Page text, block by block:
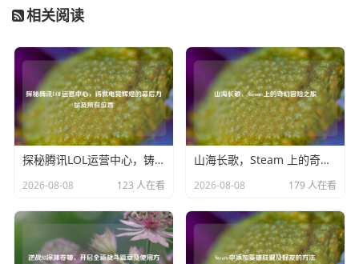
19 款 COD16 还注重玩家的社交互动体验，玩家可以与好友
行榜、成就系统等，也激励着玩家不断挑战自我，提升游戏
技巧,追求更高的荣誉。
19 款 COD16 凭借其出色的画面、丰富的玩法、精彩的剧情
以及良好的社交体验，成为了使命召唤系列中一颗耀眼的明
星，为广大游戏爱好者带来了一场无与伦比的游戏盛宴。
相关阅读
探秘腾讯LOL运营中心，铸就电竞辉煌的幕后力量及所在位置
2026-08-08 123 人在看
山海长歌，Steam 上的奇幻冒险之旅
2026-08-08 179 人在看